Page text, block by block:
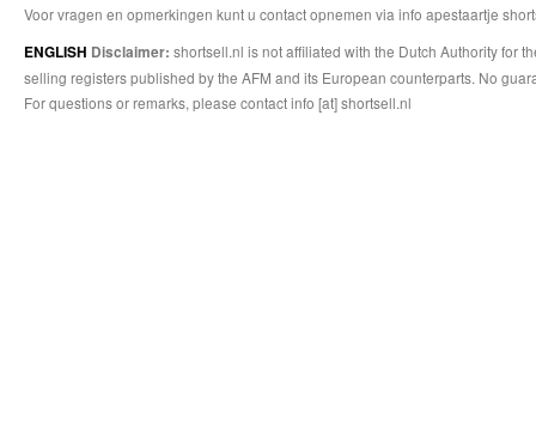
Voor vragen en opmerkingen kunt u contact opnemen via info apestaartje
ENGLISH Disclaimer: shortsell.nl is not affiliated with the Dutch Authority for
selling registers published by the AFM and its European counterparts. No
For questions or remarks, please contact info [at] shortsell.nl